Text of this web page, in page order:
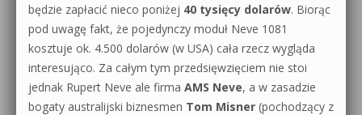
będzie zapłacić nieco poniżej 40 tysięcy dolarów. Biorąc
pod uwagę fakt, że pojedynczy moduł Neve 1081
kosztuje ok. 4.500 dolarów (w USA) cała rzecz wygląda
interesująco. Za całym tym przedsięwzięciem nie stoi
jednak Rupert Neve ale firma AMS Neve, a w zasadzie
bogaty australijski biznesmen Tom Misner (pochodzący z